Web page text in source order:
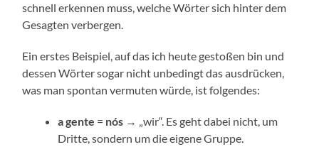
schnell erken­nen muss, wel­che Wör­ter sich hin­ter dem
Gesag­ten verbergen.
Ein ers­tes Bei­spiel, auf das ich heu­te gesto­ßen bin und
des­sen Wör­ter sogar nicht unbe­dingt das aus­drü­cken,
was man spon­tan ver­mu­ten wür­de, ist folgendes:
a gen­te = nós → „wir“. Es geht dabei nicht, um
Drit­te, son­dern um die eige­ne Gruppe.